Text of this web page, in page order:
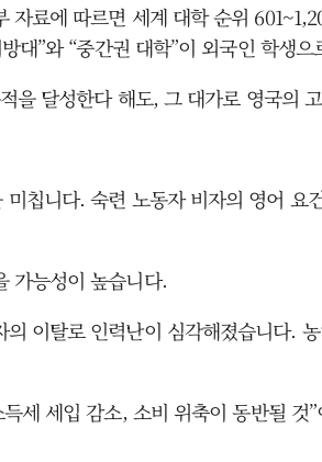
료에 따르면 세계 대학 순위
대”와 “중간권 대학”이 외국인 학생
을 달성한다 해도, 그 대가로 영국의
칩니다. 숙련 노동자 비자의 영어
가능성이 높습니다.
이탈로 인력난이 심각해졌습니다
세 세입 감소, 소비 위축이 동반될